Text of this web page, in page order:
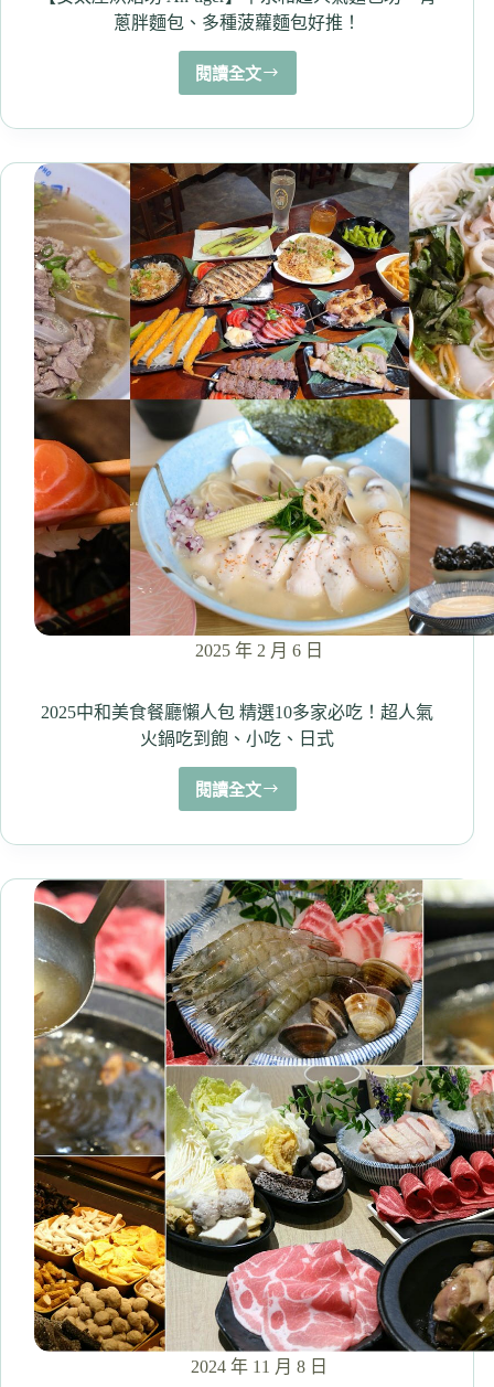
品
爽
爽
吃！
蔥胖麵包、多種菠蘿麵包好推！
閱讀全文
【安
座
焙
坊
An-
tiger】
中
永
和
超
人
氣
麵
包
坊，
青
蔥
胖
麵
包、
多
種
菠
蘿
包
好
推！
2025 年 2 月 6 日
2025中和美食餐廳懶人包 精選10多家必吃！超人氣
火鍋吃到飽、小吃、日式
閱讀全文
2025
和
食
餐
廳
懶
人
包
精
選
10
多
家
必
吃！
超
人
氣
火
鍋
吃
到
飽、
小
2024 年 11 月 8 日